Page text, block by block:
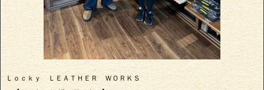
Ｌｏｃｋｙ ＬＥＡＴＨＥＲ ＷＯＲＫＳ